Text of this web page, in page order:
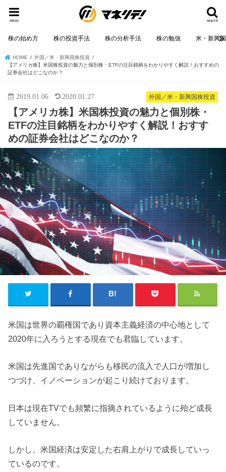
search
menu
株の始め方 株の投資手法 株の分析手法 株の勉強 米・新興
HOME
外国／米・新興国株投資
【アメリカ株】米国株投資の魅力と個別株・ETFの注目銘柄をわかりやすく解説！おすすめの
証券会社はどこなのか？
外国／米・新興国株投資
2019.01.06 2020.01.27
【アメリカ株】米国株投資の魅力と個別株・
ETFの注目銘柄をわかりやすく解説！おすす
めの証券会社はどこなのか？
米国は世界の覇権国であり資本主義経済の中心地として
2020年に入ろうとする現在でも君臨しています。
米国は先進国でありながらも移民の流入で人口が増加し
つづけ、イノベーションが起こり続けております。
日本は現在TVでも頻繁に指摘されているように殆ど成長
していません。
しかし、米国経済は安定した右肩上がりで成長していっ
ているのです。